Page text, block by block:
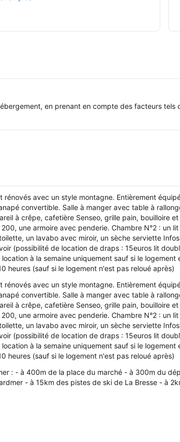
en prenant en compte des facteurs tels
avec un style montagne. Entièrement
convertible. Salle à manger avec table à
à crêpe, cafetière Senseo, grille pain, bouilloire
une armoire avec penderie. Chambre N°2 : un
un lavabo avec miroir, un sèche serviette
(possibilité de location de draps : 15euros lit
à la semaine uniquement sauf si le
heures (sauf si le logement n'est pas reloué après)
avec un style montagne. Entièrement
convertible. Salle à manger avec table à
à crêpe, cafetière Senseo, grille pain, bouilloire
une armoire avec penderie. Chambre N°2 : un
un lavabo avec miroir, un sèche serviette
(possibilité de location de draps : 15euros lit
à la semaine uniquement sauf si le
heures (sauf si le logement n'est pas reloué après)
: - à 400m de la place du marché - à 300m du
- à 15km des pistes de ski de La Bresse - à